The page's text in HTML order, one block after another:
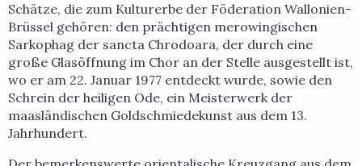
Schätze, die zum Kulturerbe der Föderation Wallonien-
Brüssel gehören: den prächtigen merowingischen
Sarkophag der sancta Chrodoara, der durch eine
große Glasöffnung im Chor an der Stelle ausgestellt ist,
wo er am 22. Januar 1977 entdeckt wurde, sowie den
Schrein der heiligen Ode, ein Meisterwerk der
maasländischen Goldschmiedekunst aus dem 13.
Jahrhundert.